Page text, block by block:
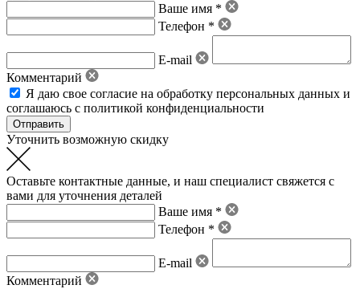
Ваше имя *
Телефон *
E-mail
Комментарий
Я даю свое согласие на обработку персональных данных и
соглашаюсь с политикой конфиденциальности
Уточнить возможную скидку
Оставьте контактные данные, и наш специалист свяжется с
вами для уточнения деталей
Ваше имя *
Телефон *
E-mail
Комментарий